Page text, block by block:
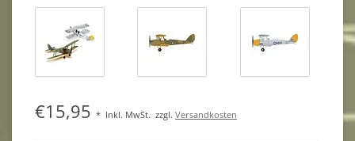
€15,95 * Inkl. MwSt. zzgl. Versandkosten